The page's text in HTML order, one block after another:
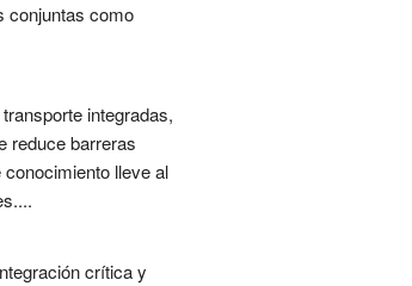
conjuntas como
integradas,
reduce barreras
lleve al
crítica y